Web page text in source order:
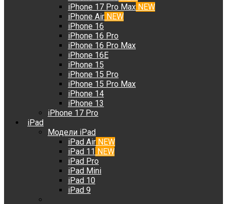
iPhone 17 Pro Max NEW
iPhone Air NEW
iPhone 16
iPhone 16 Pro
iPhone 16 Pro Max
iPhone 16E
iPhone 15
iPhone 15 Pro
iPhone 15 Pro Max
iPhone 14
iPhone 13
iPhone 17 Pro
iPad
Модели iPad
iPad Air NEW
iPad 11 NEW
iPad Pro
iPad Mini
iPad 10
iPad 9